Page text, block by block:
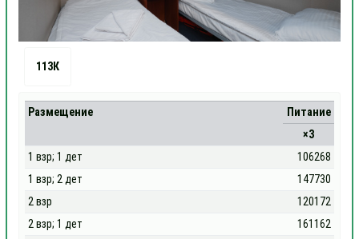
113К
Размещение
Питание
×3
1 взр; 1 дет
106268
1 взр; 2 дет
147730
2 взр
120172
2 взр; 1 дет
161162